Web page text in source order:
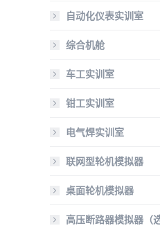
自动化仪表实训室
综合机舱
车工实训室
钳工实训室
电气焊实训室
联网型轮机模拟器
桌面轮机模拟器
高压断路器模拟器（